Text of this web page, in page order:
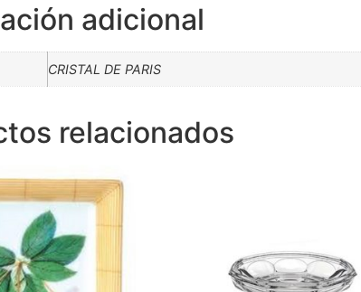
adicional
CRISTAL DE PARIS
relacionados